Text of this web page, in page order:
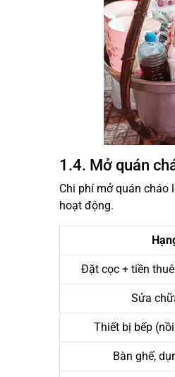
1.4. Mở quán
Chi phí mở quán cháo
hoạt động.
Đặt cọc + tiền
Sửa
Thiết bị bếp
Bàn ghế,